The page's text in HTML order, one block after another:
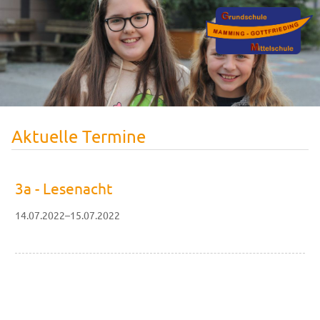
Aktuelle Termine
3a - Lesenacht
14.07.2022–15.07.2022